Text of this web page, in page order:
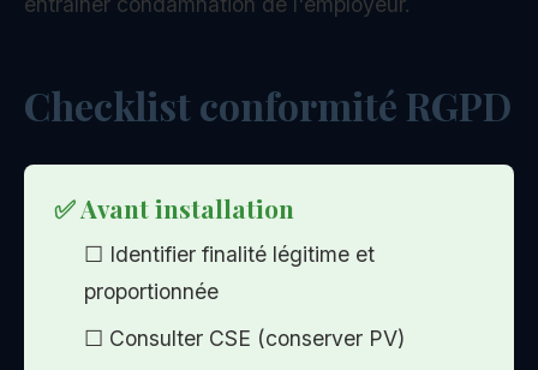
Checklist conformité RGPD
✅ Avant installation
☐ Identifier finalité légitime et
proportionnée
☐ Consulter CSE (conserver PV)